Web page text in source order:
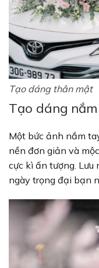
Tạo dáng thân mật
Tạo dáng
Một bức ảnh nắm
nền đơn giản và
cực kì ấn tượng. Lưu
ngày trọng đại bạn